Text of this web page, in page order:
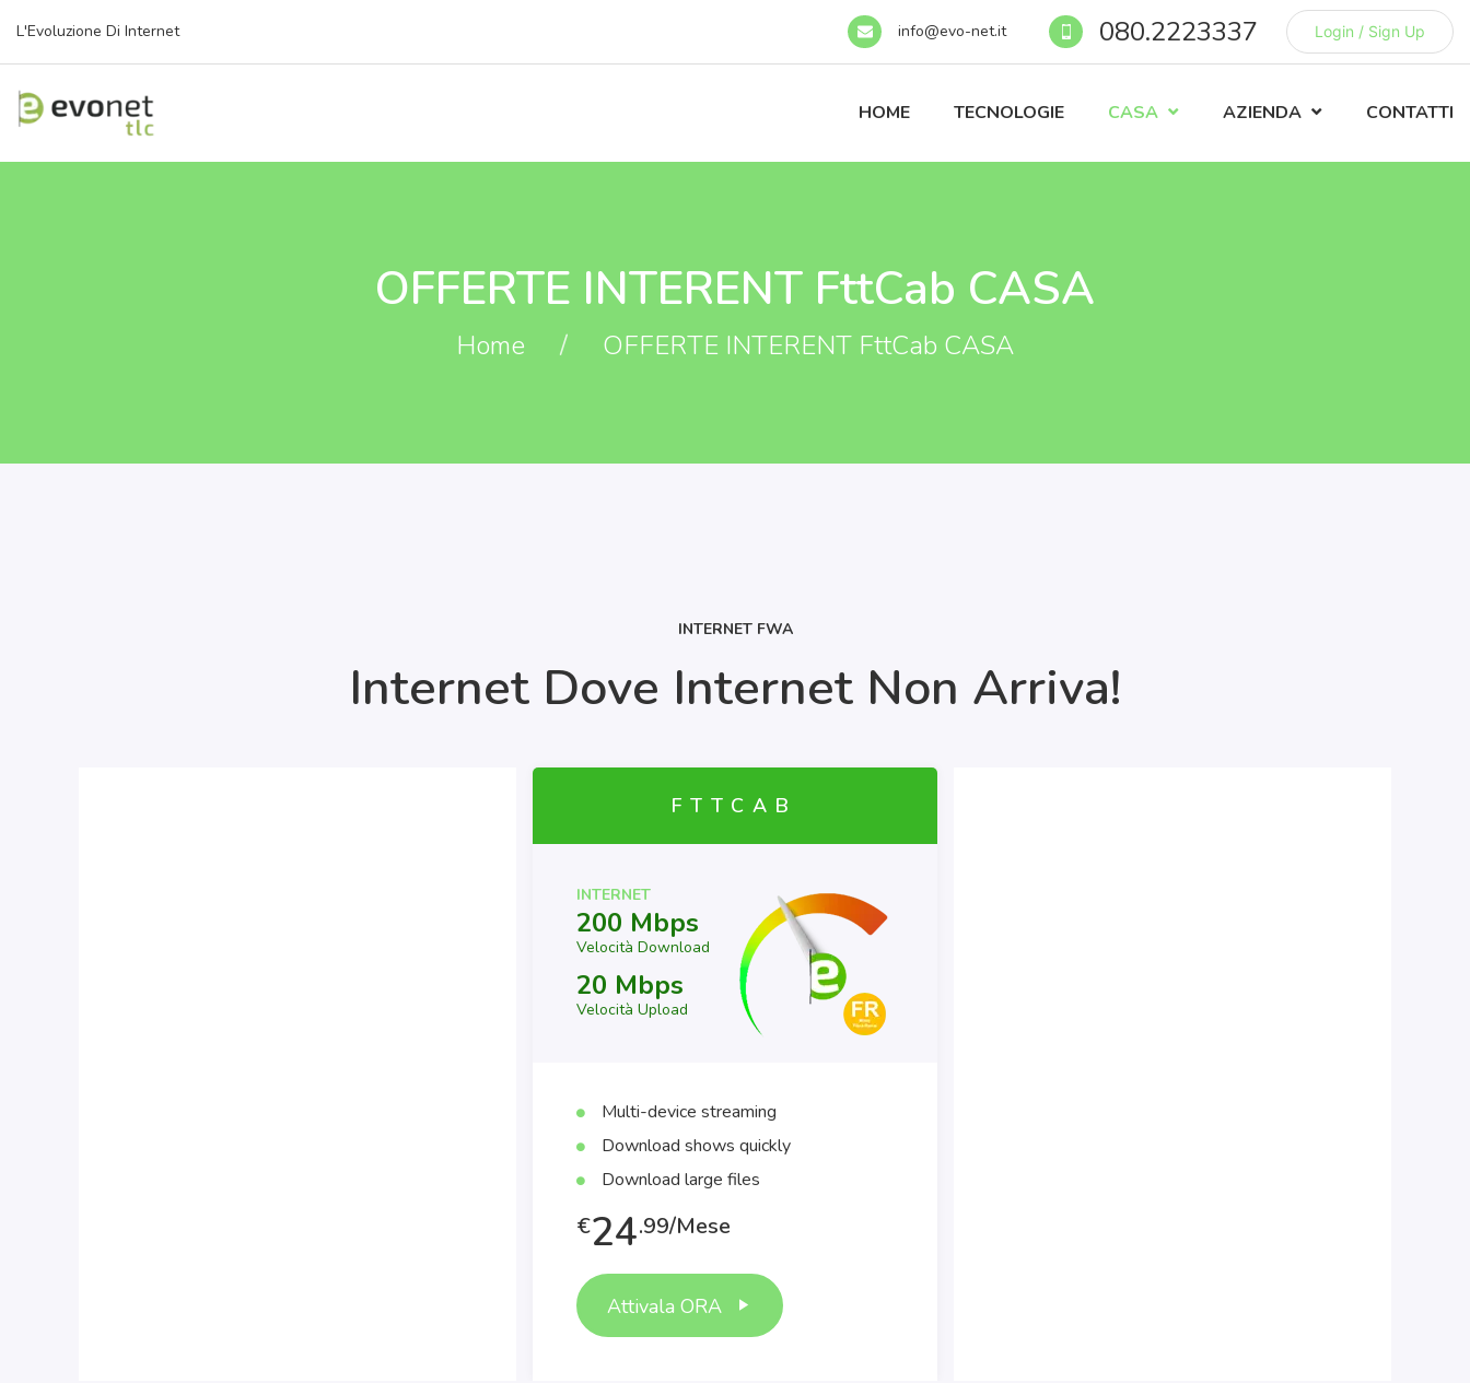
L'Evoluzione Di Internet info@evo-net.it 080.2223337 Login / Sign Up
HOME TECNOLOGIE CASA AZIENDA CONTATTI
OFFERTE INTERENT FttCab CASA
Home / OFFERTE INTERENT FttCab CASA
INTERNET FWA
Internet Dove Internet Non Arriva!
FTTCAB
INTERNET
200 Mbps
Velocità Download
20 Mbps
Velocità Upload
Multi-device streaming
Download shows quickly
Download large files
€24.99/Mese
Attivala ORA